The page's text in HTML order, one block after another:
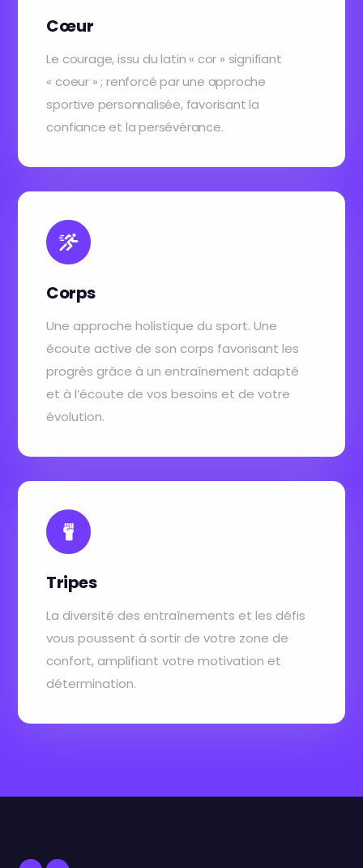
Cœur
Le courage, issu du latin « cor » signifiant
« coeur » ; renforcé par une approche
sportive personnalisée, favorisant la
confiance et la persévérance.
Corps
Une approche holistique du sport. Une
écoute active de son corps favorisant les
progrès grâce à un entraînement adapté
et à l’écoute de vos besoins et de votre
évolution.
Tripes
La diversité des entraînements et les défis
vous poussent à sortir de votre zone de
confort, amplifiant votre motivation et
détermination.